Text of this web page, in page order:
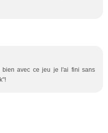
bien avec ce jeu je l'ai fini sans